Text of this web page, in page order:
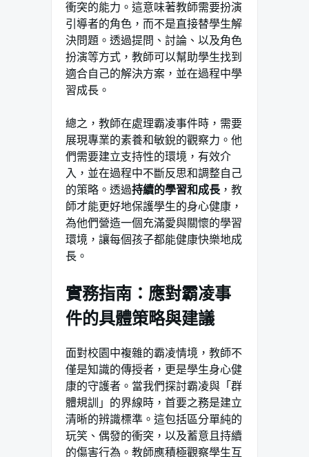
衝突的能力。這意味著教師需要扮演
引導者的角色，而不是直接替學生解
決問題。透過提問、討論、以及角色
扮演等方式，教師可以幫助學生找到
適合自己的解決方案，並在過程中學
習成長。
總之，教師在處理霸凌事件時，需要
展現專業的素養和敏銳的觀察力。他
們需要建立支持性的環境，有效介
入，並在過程中不斷反思和調整自己
的策略。透過持續的學習和成長 ，教
師才能更好地保護學生的身心健康，
為他們營造一個充滿愛與關懷的學習
環境，讓每個孩子都能健康快樂地成
長。
實務指南：應對霸凌事
件的具體策略與建議
面對校園中複雜的霸凌情境，教師不
僅是知識的傳授者，更是學生身心健
康的守護者。當我們探討霸凌與「群
體規訓」的界線時，首要之務是建立
清晰的辨識標準。這包括區分單純的
玩笑、偶發的衝突，以及蓄意且持續
的傷害行為。教師應積極觀察學生互